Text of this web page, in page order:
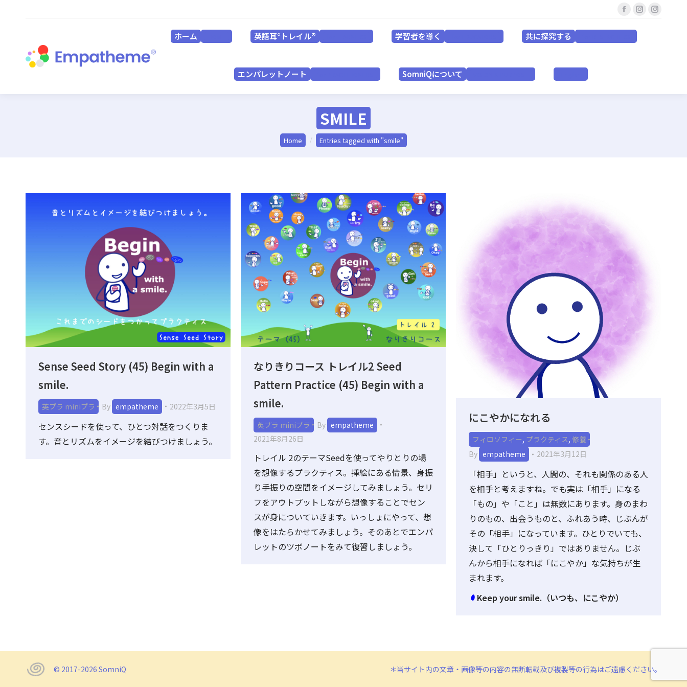
Facebook
page
opens
Instagram
ホーム 英語耳°トレイル® 学習者を導く 共に探究する
エンパレットノート SomniQについて
SMILE
You are here:
Home Entries tagged with "smile"
Sense Seed Story (45) Begin with a
smile.
英プラ miniプラ By empatheme 2022年3月5日
センスシードを使って、ひとつ対話をつくりま
す。音とリズムをイメージを結びつけましょう。
なりきりコース トレイル2 Seed
Pattern Practice (45) Begin with a
smile.
英プラ miniプラ By empatheme
2021年8月26日
トレイル 2のテーマSeedを使ってやりとりの場
を想像するプラクティス。挿絵にある情景、身振
り手振りの空間をイメージしてみましょう。セリ
フをアウトプットしながら想像することでセン
スが身についていきます。いっしょにやって、想
像をはたらかせてみましょう。そのあとでエンパ
レットのツボノートをみて復習しましょう。
にこやかになれる
フィロソフィー, プラクティス, 修養
By empatheme 2021年3月12日
「相手」というと、人間の、それも関係のある人
を相手と考えますね。でも実は「相手」になる
「もの」や「こと」は無数にあります。身のまわ
りのもの、出会うものと、ふれあう時、じぶんが
その「相手」になっています。ひとりでいても、
決して「ひとりっきり」ではありません。じぶ
んから相手になれば「にこやか」な気持ちが生
まれます。
Keep your smile.（いつも、にこやか）
© 2017-2026 SomniQ ＊当サイト内の文章・画像等の内容の無断転載及び複製等の行為はご遠慮ください。
ホーム HOME 英語耳°トレイル® for LEARNERS 学習者を導く for EDUCATORS 共に探究する for RESEACHERS